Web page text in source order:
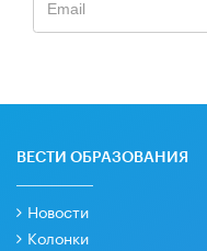
ВЕСТИ ОБРАЗОВАНИЯ
Новости
Колонки